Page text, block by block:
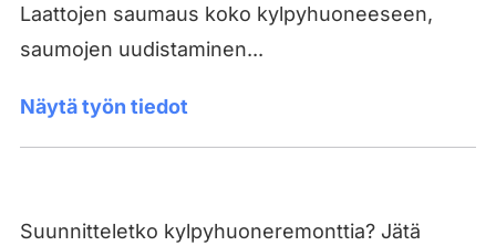
Laattojen saumaus koko kylpyhuoneeseen,
saumojen uudistaminen...
Näytä työn tiedot
Suunnitteletko kylpyhuoneremonttia? Jätä